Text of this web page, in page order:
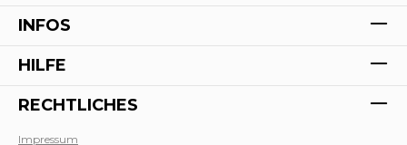
INFOS
HILFE
RECHTLICHES
Impressum